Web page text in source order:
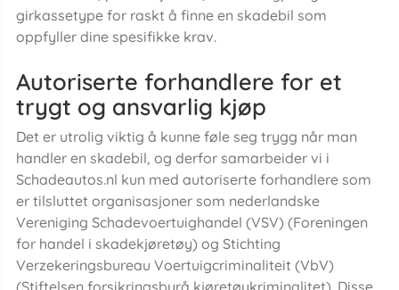
girkassetype for raskt å finne en skadebil som
oppfyller dine spesifikke krav.
Autoriserte forhandlere for et
trygt og ansvarlig kjøp
Det er utrolig viktig å kunne føle seg trygg når man
handler en skadebil, og derfor samarbeider vi i
Schadeautos.nl kun med autoriserte forhandlere som
er tilsluttet organisasjoner som nederlandske
Vereniging Schadevoertuighandel (VSV) (Foreningen
for handel i skadekjøretøy) og Stichting
Verzekeringsbureau Voertuigcriminaliteit (VbV)
(Stiftelsen forsikringsbyrå kjøretøykriminalitet). Disse